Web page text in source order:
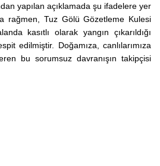
yapılan açıklamada şu ifadelere yer
rağmen, Tuz Gölü Gözetleme Kulesi
kasıtlı olarak yangın çıkarıldığı
edilmiştir. Doğamıza, canlılarımıza
bu sorumsuz davranışın takipçisi